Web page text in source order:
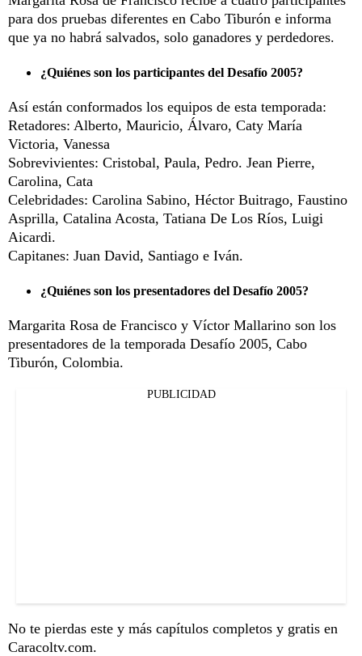
para dos pruebas diferentes en Cabo Tiburón e informa
que ya no habrá salvados, solo ganadores y perdedores.
¿Quiénes son los participantes del Desafío 2005?
Así están conformados los equipos de esta temporada:
Retadores: Alberto, Mauricio, Álvaro, Caty María
Victoria, Vanessa
Sobrevivientes: Cristobal, Paula, Pedro. Jean Pierre,
Carolina, Cata
Celebridades: Carolina Sabino, Héctor Buitrago, Faustino
Asprilla, Catalina Acosta, Tatiana De Los Ríos, Luigi
Aicardi.
Capitanes: Juan David, Santiago e Iván.
¿Quiénes son los presentadores del Desafío 2005?
Margarita Rosa de Francisco y Víctor Mallarino son los
presentadores de la temporada Desafío 2005, Cabo
Tiburón, Colombia.
PUBLICIDAD
No te pierdas este y más capítulos completos y gratis en
Caracoltv.com.